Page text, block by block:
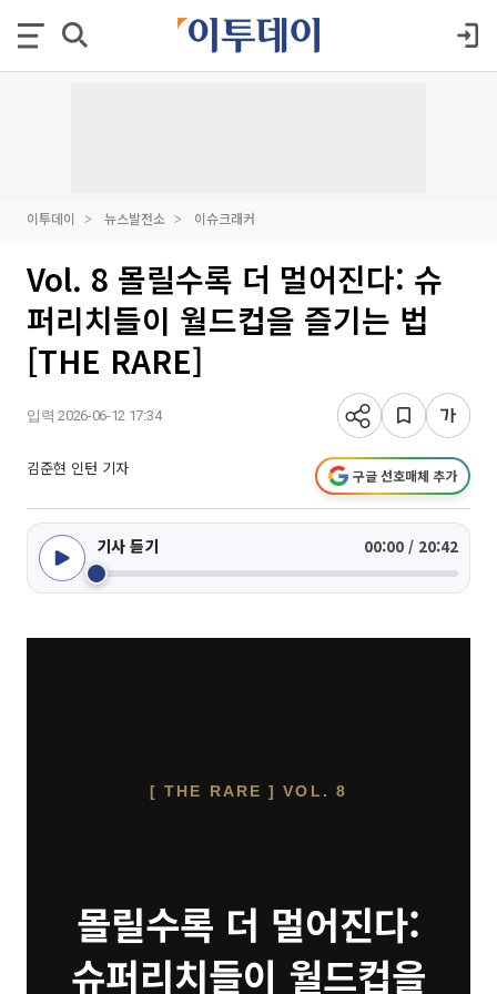
이투데이 뉴스발전소 이슈크래커
Vol. 8 몰릴수록 더 멀어진다: 슈
퍼리치들이 월드컵을 즐기는 법
[THE RARE]
입력 2026-06-12 17:34
김준현 인턴 기자 구글 선호매체 추가
기사 듣기 00:00 / 20:42
[ THE RARE ] VOL. 8
몰릴수록 더 멀어진다:
슈퍼리치들이 월드컵을